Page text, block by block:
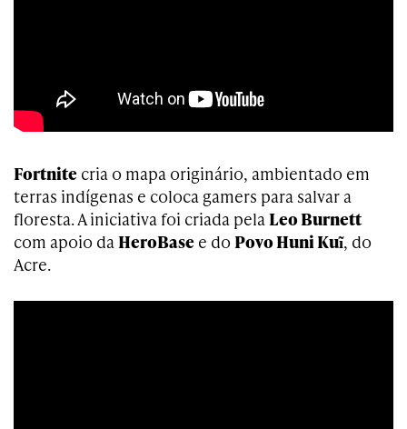
Fortnite cria o mapa originário, ambientado em
terras indígenas e coloca gamers para salvar a
floresta. A iniciativa foi criada pelaLeo Burnett
com apoio daHeroBase e do Povo Huni Kuĩ, do
Acre.